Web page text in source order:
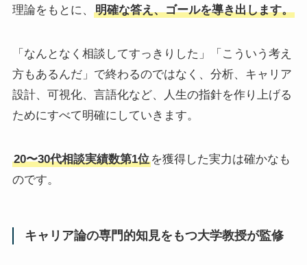
理論をもとに、
明確な答え、ゴールを導き出します。
「なんとなく相談してすっきりした」「こういう考え
方もあるんだ」で終わるのではなく、分析、キャリア
設計、可視化、言語化など、人生の指針を作り上げる
ためにすべて明確にしていきます。
20〜30代相談実績数第1位を獲得した実力は確かなも
のです。
キャリア論の専門的知見をもつ大学教授が監修